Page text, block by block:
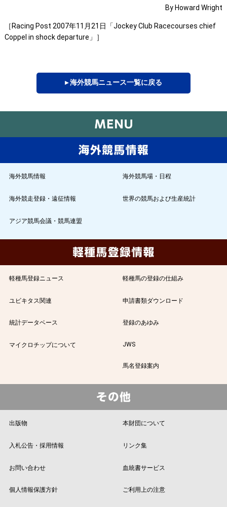
By Howard Wright
［Racing Post 2007年11月21日「Jockey Club Racecourses chief
Coppel in shock departure」］
▸ 海外競馬ニュース一覧に戻る
海外競馬情報 海外競馬場・日程
海外競走登録・遠征情報 世界の競馬および生産統計
アジア競馬会議・競馬連盟
軽種馬登録ニュース 軽種馬の登録の仕組み
ユビキタス関連 申請書類ダウンロード
統計データベース 登録のあゆみ
マイクロチップについて JWS
馬名登録案内
出版物 本財団について
入札公告・採用情報 リンク集
お問い合わせ 血統書サービス
個人情報保護方針 ご利用上の注意